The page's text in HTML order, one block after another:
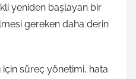
yeniden başlayan bir
gereken daha derin
için süreç yönetimi, hata